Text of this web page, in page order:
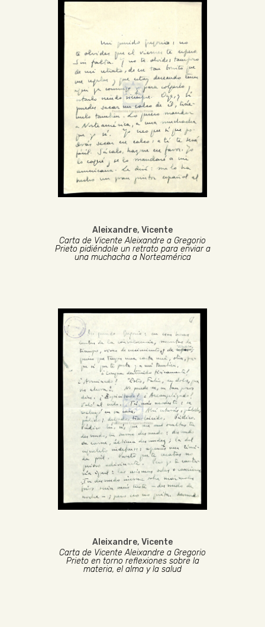
Aleixandre, Vicente
Carta de Vicente Aleixandre a Gregorio
Prieto pidiéndole un retrato para enviar a
una muchacha a Norteamérica
Aleixandre, Vicente
Carta de Vicente Aleixandre a Gregorio
Prieto en torno reflexiones sobre la
materia, el alma y la salud